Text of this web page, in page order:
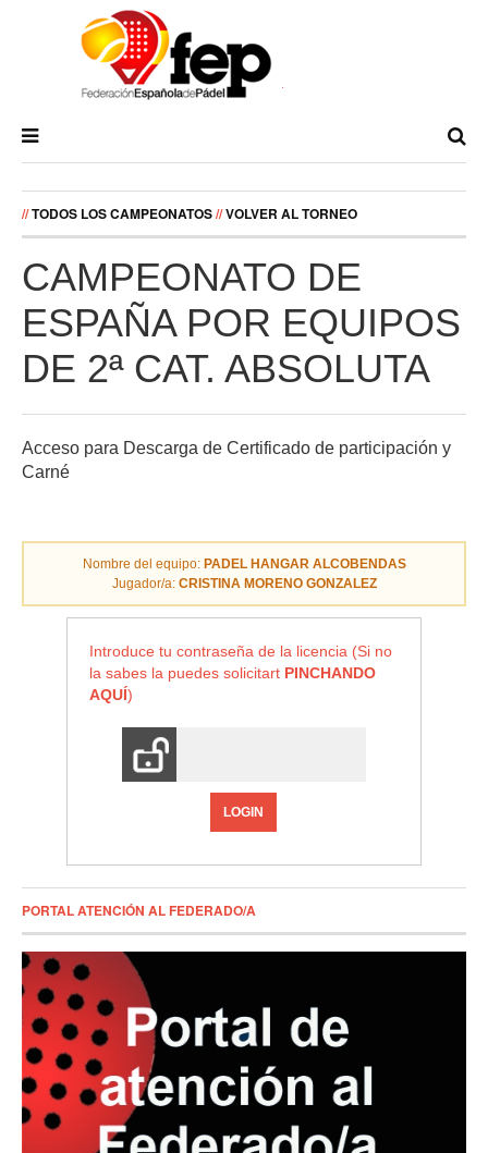
//TODOS LOS CAMPEONATOS//VOLVER AL TORNEO
CAMPEONATO DE
ESPAÑA POR EQUIPOS
DE 2ª CAT. ABSOLUTA
Acceso para Descarga de Certificado de participación y
Carné
Nombre del equipo: PADEL HANGAR ALCOBENDAS
Jugador/a: CRISTINA MORENO GONZALEZ
Introduce tu contraseña de la licencia (Si no
la sabes la puedes solicitart PINCHANDO
AQUÍ)
LOGIN
PORTAL ATENCIÓN AL FEDERADO/A